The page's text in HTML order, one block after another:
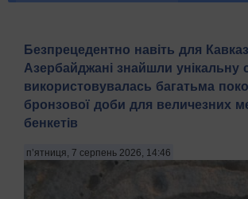
Безпрецедентно навіть для
Азербайджані знайшли
використовувалась багатьма
бронзової доби для величезних
бенкетів
п’ятниця, 7 серпень 2026, 14:46